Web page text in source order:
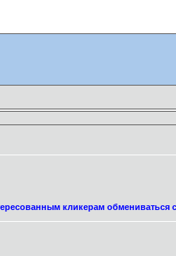
кликерам обмениваться